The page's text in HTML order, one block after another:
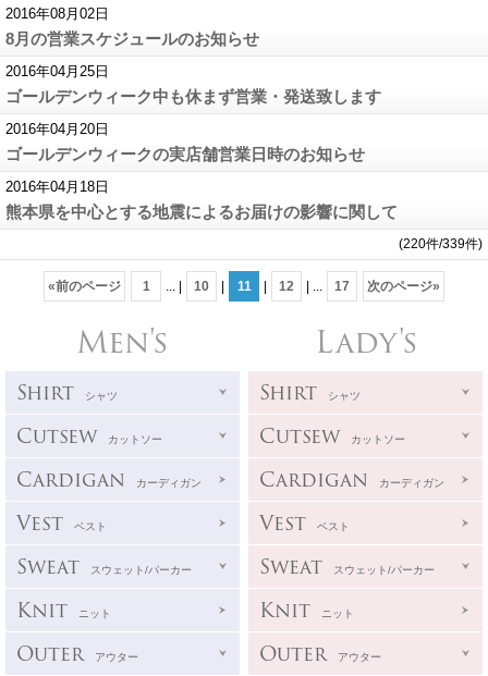
2016年08月02日
8月の営業スケジュールのお知らせ
2016年04月25日
ゴールデンウィーク中も休まず営業・発送致します
2016年04月20日
ゴールデンウィークの実店舗営業日時のお知らせ
2016年04月18日
熊本県を中心とする地震によるお届けの影響に関して
(220件/339件)
«前のページ 1 ... 10 11 12 ... 17 次のページ»
Men's
Shirt シャツ
Cutsew カットソー
Cardigan カーディガン
Vest ベスト
Sweat スウェット/パーカー
Knit ニット
Outer アウター
Lady's
Shirt シャツ
Cutsew カットソー
Cardigan カーディガン
Vest ベスト
Sweat スウェット/パーカー
Knit ニット
Outer アウター